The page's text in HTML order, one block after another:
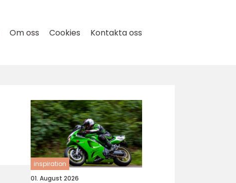
Om oss Cookies Kontakta oss
inspiration
01. August 2026